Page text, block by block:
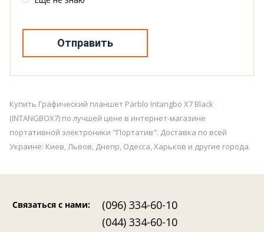
Отправить
Купить Графический планшет Parblo Intangbo X7 Black
(INTANGBOX7) по лучшей цене в интернет-магазине
портативной электроники "Портатив". Доставка по всей
Украине: Киев, Львов, Днепр, Одесса, Харьков и другие города.
Связаться с нами:
(096) 334-60-10
(044) 334-60-10